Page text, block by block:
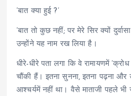
‘बात क्या हुई ?’
‘बात तो कुछ नहीं; पर मेरे सिर क्यों
उन्होंने यह नाम रख लिया है।
धीरे-धीरे पता लगा कि वे रामायणमें
चौंकी हैं। इतना सुनना, इतना पढ़ना
आश्चर्यमें नहीं था। वैसे माताजी पहले